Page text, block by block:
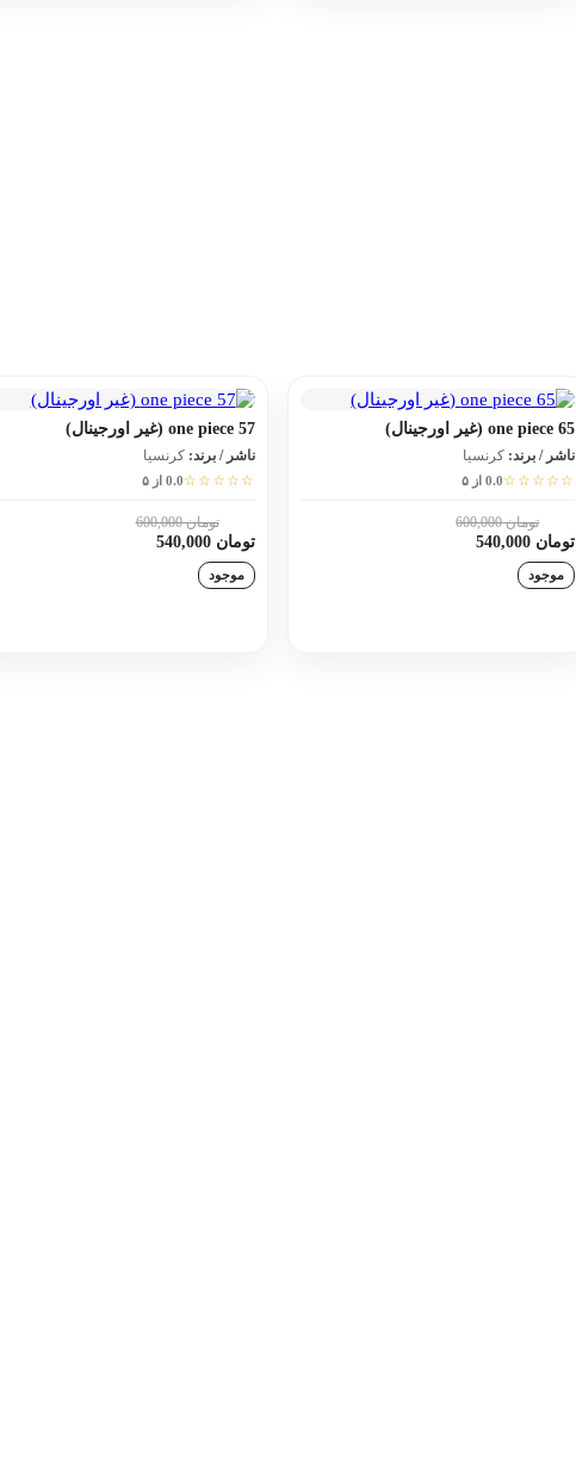
one piece 65 (غیر اورجینال)
ناشر / برند: کرنسیا
☆☆☆☆☆0.0 از ۵
تومان 600,000
تومان 540,000
موجود
one piece 57 (غیر اورجینال)
ناشر / برند: کرنسیا
☆☆☆☆☆0.0 از ۵
تومان 600,000
تومان 540,000
موجود